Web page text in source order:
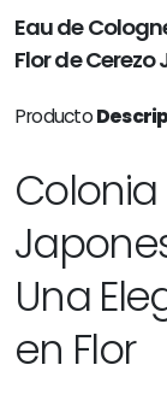
Eau de
Flor de
Producto
Colonia
Una
en Flor